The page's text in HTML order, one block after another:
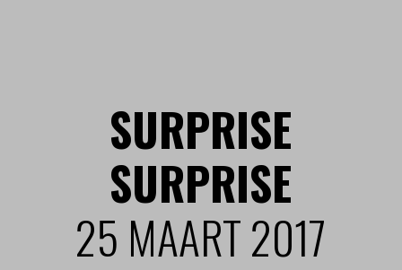
SURPRISE
SURPRISE
25 MAART 2017